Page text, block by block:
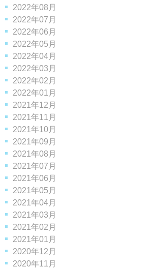
2022年08月
2022年07月
2022年06月
2022年05月
2022年04月
2022年03月
2022年02月
2022年01月
2021年12月
2021年11月
2021年10月
2021年09月
2021年08月
2021年07月
2021年06月
2021年05月
2021年04月
2021年03月
2021年02月
2021年01月
2020年12月
2020年11月